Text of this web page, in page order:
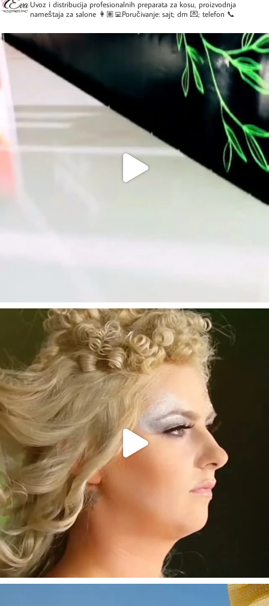
Uvoz i distribucija profesionalnih preparata za kosu, proizvodnja
nameštaja za salone 👩🏽‍💻Poručivanje: sajt; dm 💌; telefon 📞